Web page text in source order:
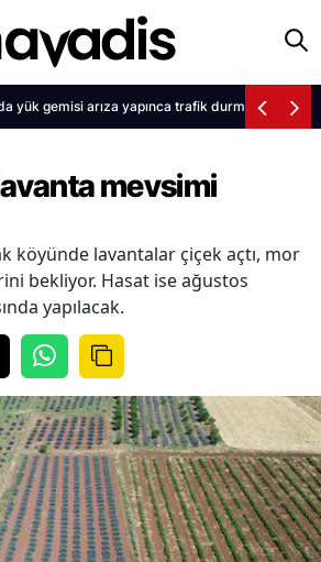
yük gemisi arıza yapınca trafik durma
mevsimi
köyünde lavantalar çiçek açtı, mor
bekliyor. Hasat ise ağustos
yapılacak.